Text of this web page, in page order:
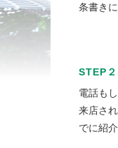
条書き
STEP
電話も
来店さ
でに紹